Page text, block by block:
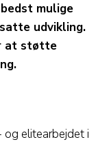
mulige
udvikling.
at støtte
elitearbejdet i